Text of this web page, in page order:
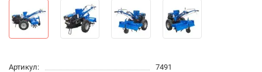
Артикул:
7491